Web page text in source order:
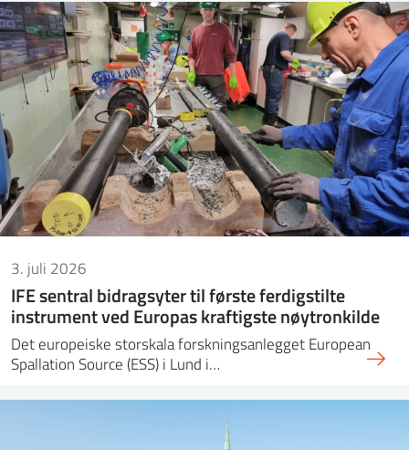
3. juli 2026
IFE sentral bidragsyter til første ferdigstilte
instrument ved Europas kraftigste nøytronkilde
Det europeiske storskala forskningsanlegget European
Spallation Source (ESS) i Lund i…